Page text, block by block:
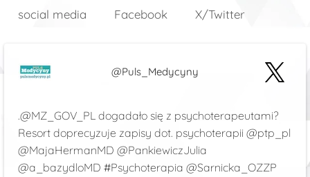
social media Facebook X/Twitter
@Puls_Medycyny
.@MZ_GOV_PL dogadało się z psychoterapeutami?
Resort doprecyzuje zapisy dot. psychoterapii @ptp_pl
@MajaHermanMD @PankiewiczJulia
@a_bazydloMD #Psychoterapia @Sarnicka_OZZP